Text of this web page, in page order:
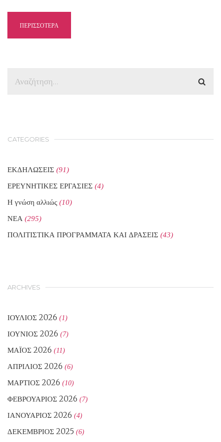
ΠΕΡΙΣΣΟΤΕΡΑ
CATEGORIES
ΕΚΔΗΛΩΣΕΙΣ (91)
ΕΡΕΥΝΗΤΙΚΕΣ ΕΡΓΑΣΙΕΣ (4)
Η γνώση αλλιώς (10)
ΝΕΑ (295)
ΠΟΛΙΤΙΣΤΙΚΑ ΠΡΟΓΡΑΜΜΑΤΑ ΚΑΙ ΔΡΑΣΕΙΣ (43)
ARCHIVES
ΙΟΎΛΙΟΣ 2026 (1)
ΙΟΎΝΙΟΣ 2026 (7)
ΜΆΙΟΣ 2026 (11)
ΑΠΡΊΛΙΟΣ 2026 (6)
ΜΆΡΤΙΟΣ 2026 (10)
ΦΕΒΡΟΥΆΡΙΟΣ 2026 (7)
ΙΑΝΟΥΆΡΙΟΣ 2026 (4)
ΔΕΚΈΜΒΡΙΟΣ 2025 (6)